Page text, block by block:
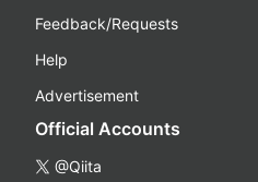
Feedback/Requests
Help
Advertisement
Official Accounts
@Qiita